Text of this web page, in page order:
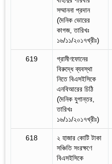
সম্মাননা প্রদান
(দৈনিক ভোরের
কাগজ, তারিখঃ
১৬/১১/২০১৭খ্রীঃ)
619
গ্রামীণফোনের
বিরুদ্ধে ব্যবস্থা
নিতে বিএসইসিকে
এনবিআরের চিঠি
(দৈনিক যুগান্তর,
তারিখঃ
১৬/১১/২০১৭খ্রীঃ)
618
২ হাজার কোটি টাকা
সঞ্চিতি সংরক্ষণে
বিএসইসিকে